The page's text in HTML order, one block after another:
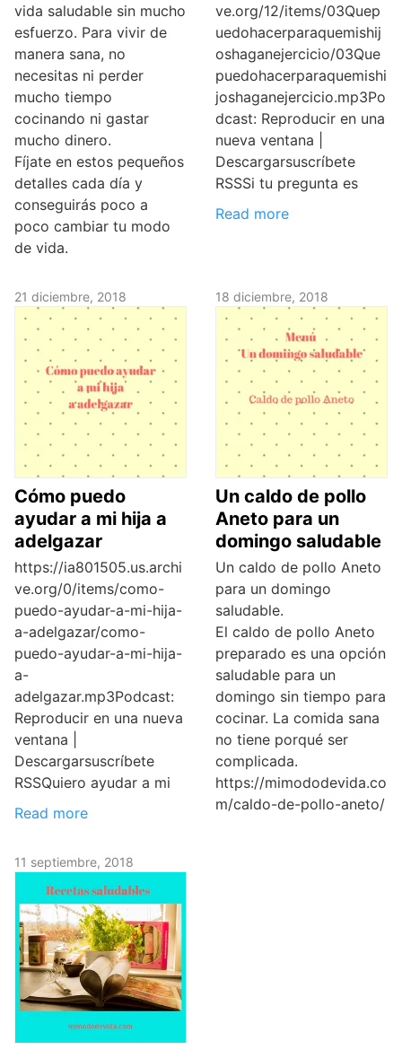
vida saludable sin mucho
esfuerzo. Para vivir de
manera sana, no
necesitas ni perder
mucho tiempo
cocinando ni gastar
mucho dinero.
Fíjate en estos pequeños
detalles cada día y
conseguirás poco a
poco cambiar tu modo
de vida.
ve.org/12/items/03Quep
uedohacerparaquemishij
oshaganejercicio/03Que
puedohacerparaquemishi
joshaganejercicio.mp3Po
dcast: Reproducir en una
nueva ventana |
Descargarsuscríbete
RSSSi tu pregunta es
Read more
21 diciembre, 2018
Cómo puedo
ayudar a mi hija a
adelgazar
https://ia801505.us.archi
ve.org/0/items/como-
puedo-ayudar-a-mi-hija-
a-adelgazar/como-
puedo-ayudar-a-mi-hija-
a-
adelgazar.mp3Podcast:
Reproducir en una nueva
ventana |
Descargarsuscríbete
RSSQuiero ayudar a mi
Read more
18 diciembre, 2018
Un caldo de pollo
Aneto para un
domingo saludable
Un caldo de pollo Aneto
para un domingo
saludable.
El caldo de pollo Aneto
preparado es una opción
saludable para un
domingo sin tiempo para
cocinar. La comida sana
no tiene porqué ser
complicada.
https://mimododevida.co
m/caldo-de-pollo-aneto/
11 septiembre, 2018